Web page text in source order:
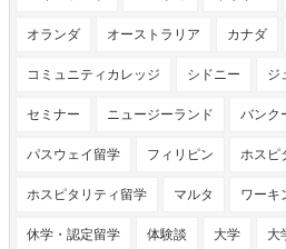
オランダ オーストラリア カナダ
コミュニティカレッジ シドニー ジ
セミナー ニュージーランド バンク
パスウェイ留学 フィリピン ホスピ
ホスピタリティ留学 マルタ ワーキ
休学・認定留学 体験談 大学 大